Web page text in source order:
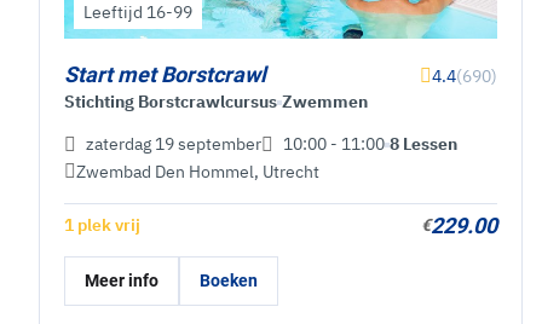
Leeftijd 16-99
Start met Borstcrawl 4.4(690)
Stichting Borstcrawlcursus Zwemmen
zaterdag 19 september
10:00 - 11:00 8 Lessen
Zwembad Den Hommel, Utrecht
1 plek vrij €229.00
Meer info Boeken